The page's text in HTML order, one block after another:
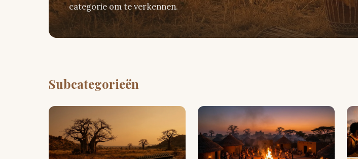
categorie om te verkennen.
Subcategorieën